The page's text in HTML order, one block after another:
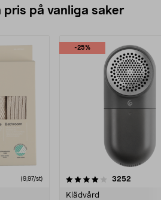
pris på vanliga saker
(9,97/st)
-25%
3252
Klädvård
4.5av 5 stjärnor